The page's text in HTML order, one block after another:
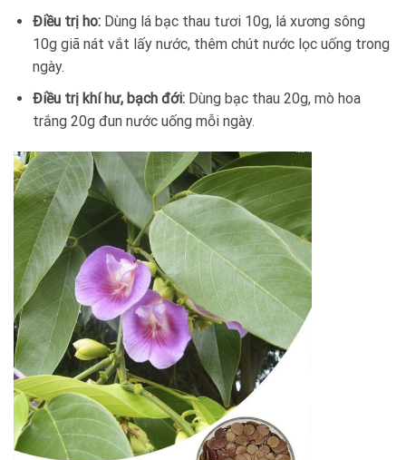
Điều trị ho:Dùng lá bạc thau tươi 10g, lá xương sông
10g giã nát vắt lấy nước, thêm chút nước lọc uống trong
ngày.
Điều trị khí hư, bạch đới:Dùng bạc thau 20g, mò hoa
trắng 20g đun nước uống mỗi ngày.